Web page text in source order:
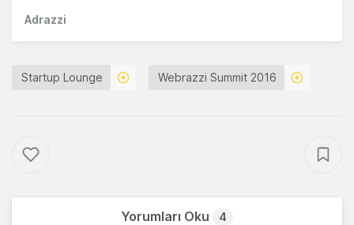
Adrazzi
Startup Lounge Webrazzi Summit 2016
Yorumları Oku 4